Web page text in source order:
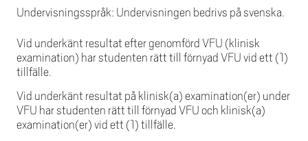
Undervisningsspråk: Undervisningen bedrivs på svenska.
Vid underkänt resultat efter genomförd VFU (klinisk
examination) har studenten rätt till förnyad VFU vid ett (1)
tillfälle.
Vid underkänt resultat på klinisk(a) examination(er) under
VFU har studenten rätt till förnyad VFU och klinisk(a)
examination(er) vid ett (1) tillfälle.